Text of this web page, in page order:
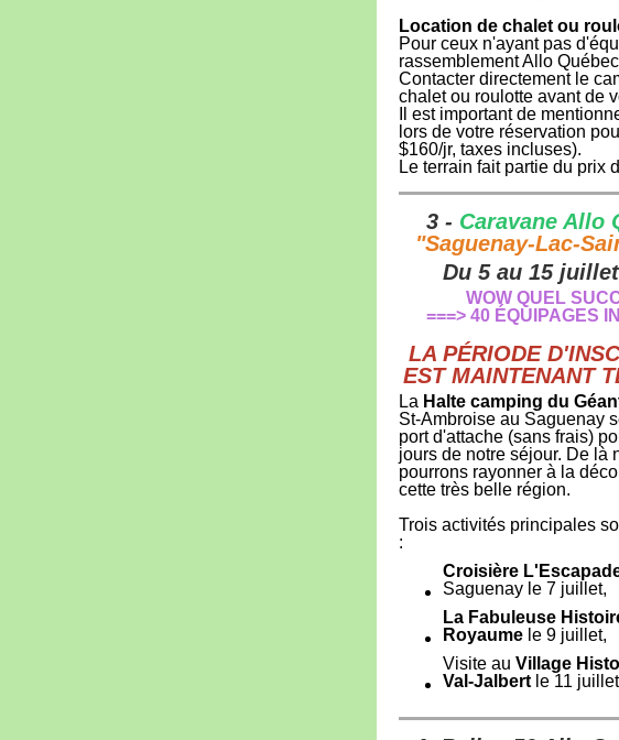
Location de chalet ou
Pour ceux n'ayant pas
rassemblement Allo
Contacter directement le
chalet ou roulotte avant de
Il est important de
lors de votre réservation
$160/jr, taxes incluses).
Le terrain fait partie du prix
3 - Caravane Allo
"Saguenay-Lac-
Du 5 au 15
WOW QUEL
===> 40 ÉQUIPAGES
LA PÉRIODE
EST MAINTENANT
La Halte camping du
St-Ambroise au Saguenay
port d'attache (sans frais)
jours de notre séjour. De là
pourrons rayonner à la
cette très belle région.
Trois activités principales
:
Croisière
Saguenay le 7 juillet,
La Fabuleuse
Royaume le 9 juillet,
Visite au Village
Val-Jalbert le 11